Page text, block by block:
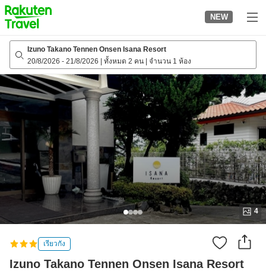
to
top
page
NEW
Izuno Takano Tennen Onsen Isana Resort
20/8/2026 - 21/8/2026 ทั้งหมด 2 คน จำนวน 1 ห้อง
4
เรียวกัง
Izuno Takano Tennen Onsen Isana Resort